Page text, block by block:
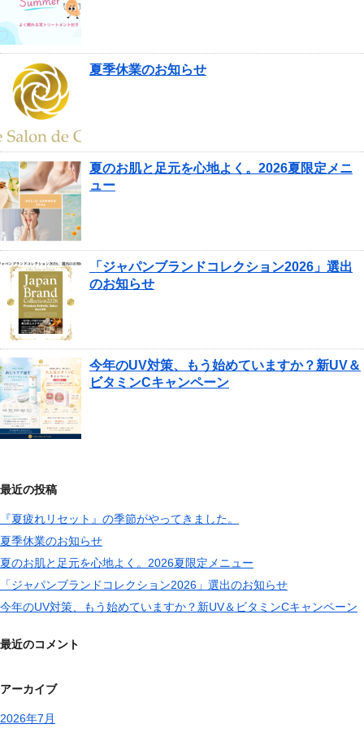
夏季休業のお知らせ
夏のお肌と足元を心地よく。2026夏限定メニ
ュー
「ジャパンブランドコレクション2026」選出
のお知らせ
今年のUV対策、もう始めていますか？新UV＆
ビタミンCキャンペーン
最近の投稿
『夏疲れリセット』の季節がやってきました。
夏季休業のお知らせ
夏のお肌と足元を心地よく。2026夏限定メニュー
「ジャパンブランドコレクション2026」選出のお知らせ
今年のUV対策、もう始めていますか？新UV＆ビタミンCキャンペーン
最近のコメント
アーカイブ
2026年7月